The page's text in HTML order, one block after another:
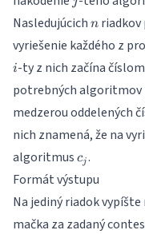
b_j
\leq
10^9
Nasledujúcich n
n
vyriešenie každého z
i
i-ty z nich začína číslom
potrebných algoritmov
medzerou oddelených
nich znamená, že na
algoritmus c_j
cj.
Formát výstupu
Na jediný riadok
mačka za zadaný